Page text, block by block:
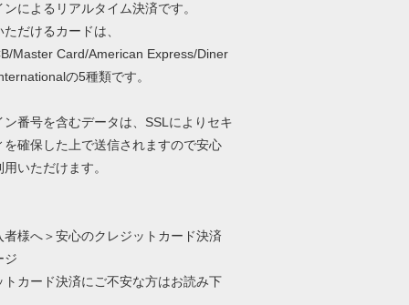
によるリアルタイム決済です。
だけるカードは、
Master Card/American Express/Diner
の5種類です。
ン番号を含むデータは、SSLによりセキ
を確保した上で送信されますので安心
いただけます。
者様へ＞安心のクレジットカード決済
ジ
トカード決済にご不安な方はお読み下